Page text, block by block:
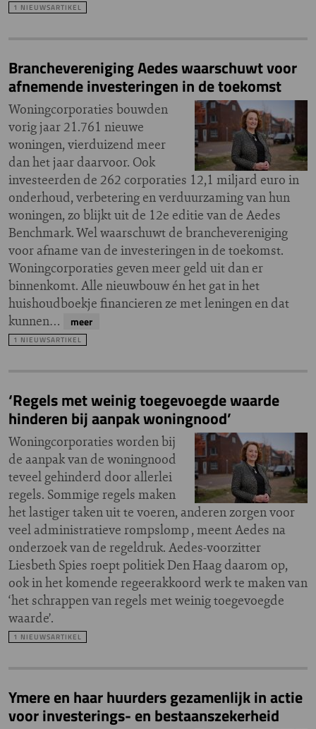
1 NIEUWSARTIKEL
Branchevereniging Aedes waarschuwt voor
afnemende investeringen in de toekomst
Woningcorporaties bouwden
vorig jaar 21.761 nieuwe
woningen, vierduizend meer
dan het jaar daarvoor. Ook
investeerden de 262 corporaties 12,1 miljard euro in
onderhoud, verbetering en verduurzaming van hun
woningen, zo blijkt uit de 12e editie van de Aedes
Benchmark. Wel waarschuwt de branchevereniging
voor afname van de investeringen in de toekomst.
Woningcorporaties geven meer geld uit dan er
binnenkomt. Alle nieuwbouw én het gat in het
huishoudboekje financieren ze met leningen en dat
kunnen…
meer
1 NIEUWSARTIKEL
‘Regels met weinig toegevoegde waarde
hinderen bij aanpak woningnood’
Woningcorporaties worden bij
de aanpak van de woningnood
teveel gehinderd door allerlei
regels. Sommige regels maken
het lastiger taken uit te voeren, anderen zorgen voor
veel administratieve rompslomp , meent Aedes na
onderzoek van de regeldruk. Aedes-voorzitter
Liesbeth Spies roept politiek Den Haag daarom op,
ook in het komende regeerakkoord werk te maken van
‘het schrappen van regels met weinig toegevoegde
waarde’.
1 NIEUWSARTIKEL
Ymere en haar huurders gezamenlijk in actie
voor investerings- en bestaanszekerheid